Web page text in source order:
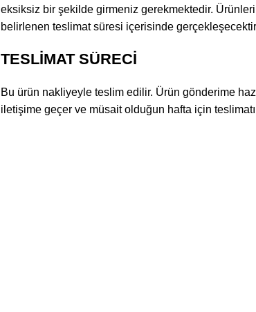
eksiksiz bir şekilde girmeniz gerekmektedir.
belirlenen teslimat süresi içerisinde
TESLİMAT SÜRECİ
Bu ürün nakliyeyle teslim edilir. Ürün gönderime
iletişime geçer ve müsait olduğun hafta için